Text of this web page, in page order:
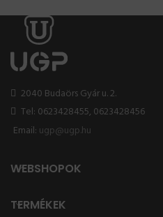
2040 Budaörs Gyár u. 2.
Tel: 0623428455, 0623428456
Email: ugp@ugp.hu
WEBSHOPOK
TERMÉKEK